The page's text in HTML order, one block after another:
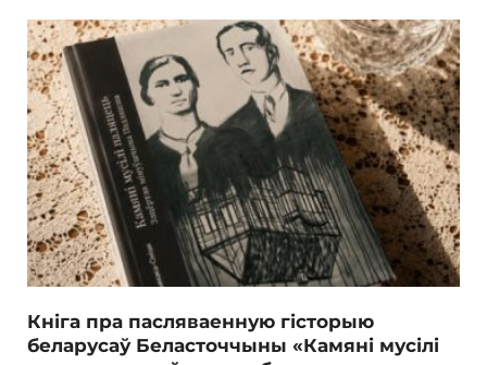
Кніга пра пасляваенную гісторыю
беларусаў Беласточчыны «Камяні мусілі